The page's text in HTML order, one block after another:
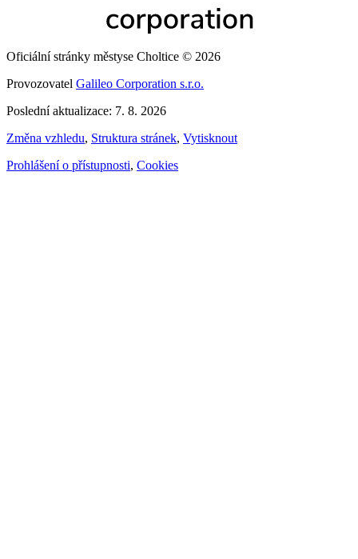
Oficiální stránky městyse Choltice © 2026
Provozovatel Galileo Corporation s.r.o.
Poslední aktualizace: 7. 8. 2026
Změna vzhledu, Struktura stránek, Vytisknout
Prohlášení o přístupnosti, Cookies